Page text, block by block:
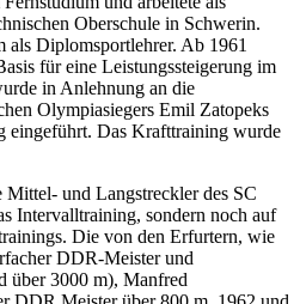
Oberschule in Schwerin.
als Diplomsportlehrer. Ab 1961
für eine Leistungssteigerung im
in Anlehnung an die
Olympiasiegers Emil Zatopeks
eingeführt. Das Krafttraining wurde
Mittel- und Langstreckler des SC
Intervalltraining, sondern noch auf
Die von den Erfurtern, wie
DDR-Meister und
über 3000 m), Manfred